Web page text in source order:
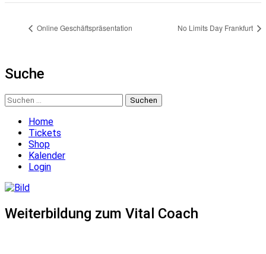
Online Geschäftspräsentation No Limits Day Frankfurt
Suche
Suchen
Home
Tickets
Shop
Kalender
Login
Weiterbildung zum Vital Coach